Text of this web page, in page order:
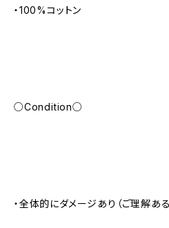
・100%コットン
○Condition○
・全体的にダメージあり（ご理解あ